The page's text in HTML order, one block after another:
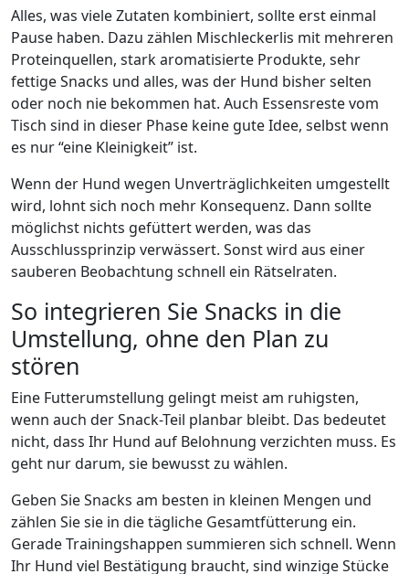
Alles, was viele Zutaten kombiniert, sollte erst einmal
Pause haben. Dazu zählen Mischleckerlis mit mehreren
Proteinquellen, stark aromatisierte Produkte, sehr
fettige Snacks und alles, was der Hund bisher selten
oder noch nie bekommen hat. Auch Essensreste vom
Tisch sind in dieser Phase keine gute Idee, selbst wenn
es nur “eine Kleinigkeit” ist.
Wenn der Hund wegen Unverträglichkeiten umgestellt
wird, lohnt sich noch mehr Konsequenz. Dann sollte
möglichst nichts gefüttert werden, was das
Ausschlussprinzip verwässert. Sonst wird aus einer
sauberen Beobachtung schnell ein Rätselraten.
So integrieren Sie Snacks in die
Umstellung, ohne den Plan zu
stören
Eine Futterumstellung gelingt meist am ruhigsten,
wenn auch der Snack-Teil planbar bleibt. Das bedeutet
nicht, dass Ihr Hund auf Belohnung verzichten muss. Es
geht nur darum, sie bewusst zu wählen.
Geben Sie Snacks am besten in kleinen Mengen und
zählen Sie sie in die tägliche Gesamtfütterung ein.
Gerade Trainingshappen summieren sich schnell. Wenn
Ihr Hund viel Bestätigung braucht, sind winzige Stücke